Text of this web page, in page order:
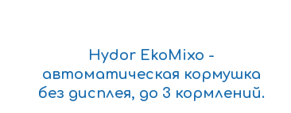
Hydor EkoMixo -
автоматическая кормушка
без дисплея, до 3 кормлений.